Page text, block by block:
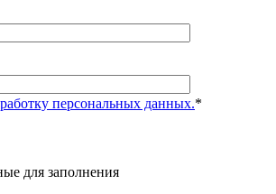
персональных данных.*
для заполнения